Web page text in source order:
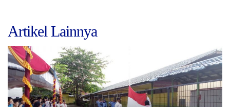
Artikel Lainnya